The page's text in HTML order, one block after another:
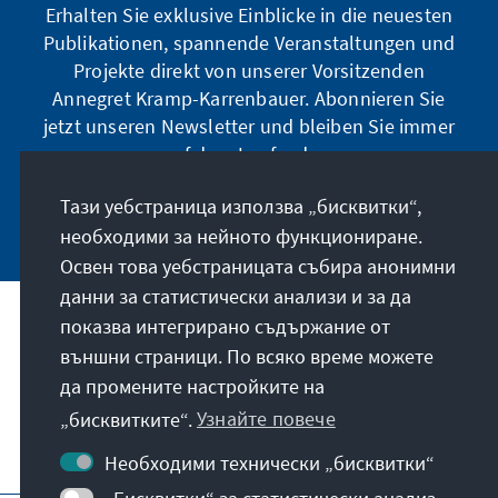
Erhalten Sie exklusive Einblicke in die neuesten
Publikationen, spannende Veranstaltungen und
Projekte direkt von unserer Vorsitzenden
Annegret Kramp-Karrenbauer. Abonnieren Sie
jetzt unseren Newsletter und bleiben Sie immer
auf dem Laufenden.
Jetzt abonnieren
Нашата мисия
Контакт
Допълнителни оферти от фондацията
Тази уебстраница използва „бисквитки“,
необходими за нейното функциониране.
Освен това уебстраницата събира анонимни
данни за статистически анализи и за да
показва интегрирано съдържание от
външни страници. По всяко време можете
да промените настройките на
„бисквитките“.Узнайте повече
Необходими технически „бисквитки“